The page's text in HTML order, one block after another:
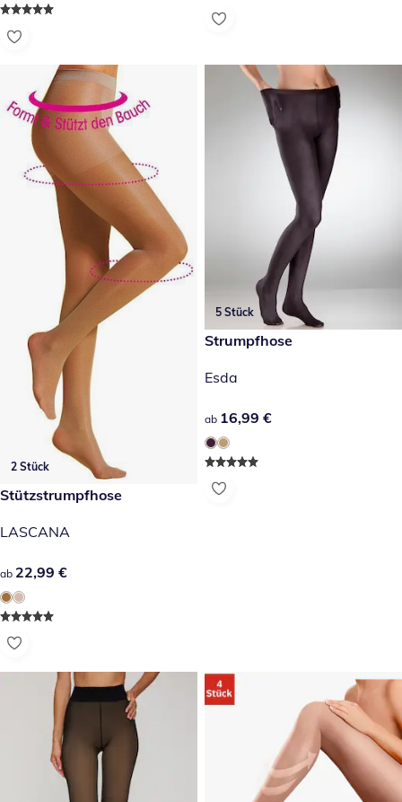
2 Stück
22,99 €
Stützstrumpfhose
LASCANA
22,99 €
ab 22,99 €
5 Stück
16,99 €
Strumpfhose
Esda
16,99 €
ab 16,99 €